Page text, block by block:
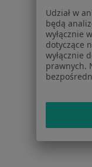
Udział w
będą
wyłącznie
dotyczące
wyłącznie
prawnych.